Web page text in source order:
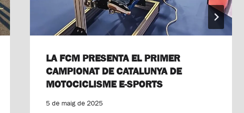
LA FCM PRESENTA EL PRIMER
CAMPIONAT DE CATALUNYA DE
MOTOCICLISME E-SPORTS
5 de maig de 2025